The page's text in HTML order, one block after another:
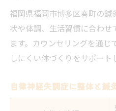
福岡県福岡市博多区春町の
状や体調、生活習慣に合わ
ます。カウンセリングを通
しにくい体づくりをサポート
自律神経失調症に整体と鍼